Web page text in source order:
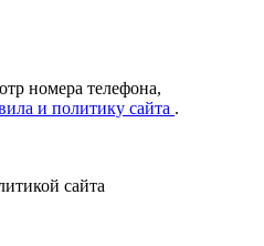
номера телефона,
и политику сайта .
сайта